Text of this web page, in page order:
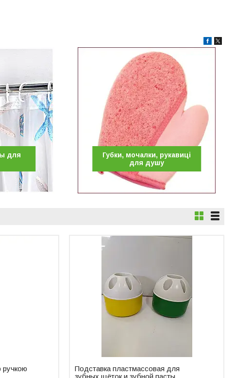
для
Губки, мочалки, рукавиці
для душу
ручкою
Подставка пластмассовая для
зубных щёток и зубной пасты